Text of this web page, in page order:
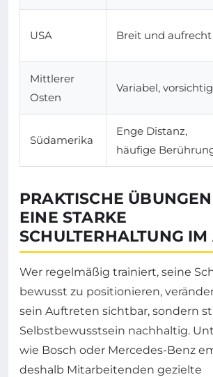
USA Breit und aufrecht
Mittlerer
Osten
Variabel, vorsichtig
Südamerika
Enge Distanz,
häufige
PRAKTISCHE
EINE STARKE
SCHULTERHALTUNG IM
Wer regelmäßig trainiert, seine
bewusst zu positionieren,
sein Auftreten sichtbar, sondern
Selbstbewusstsein nachhaltig.
wie Bosch oder Mercedes-Benz
deshalb Mitarbeitenden gezielte